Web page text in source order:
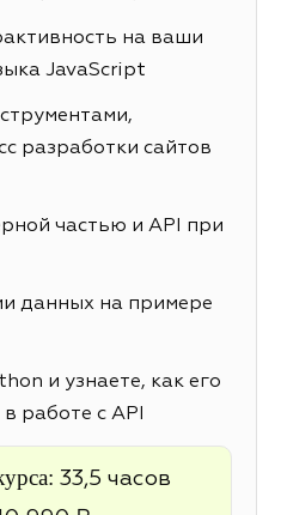
на ваши
JavaScript
разработки сайтов
частью и API при
данных на примере
и узнаете, как его
работе с API
33,5 часов